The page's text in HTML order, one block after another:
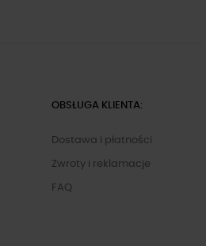
OBSŁUGA KLIENTA:
Dostawa i płatności
Zwroty i reklamacje
FAQ